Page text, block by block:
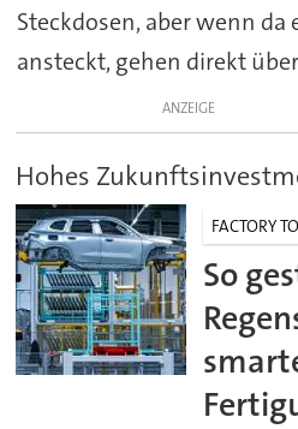
Steckdosen, aber wenn da
ansteckt, gehen direkt
ANZEIGE
Hohes
FACTORY
So